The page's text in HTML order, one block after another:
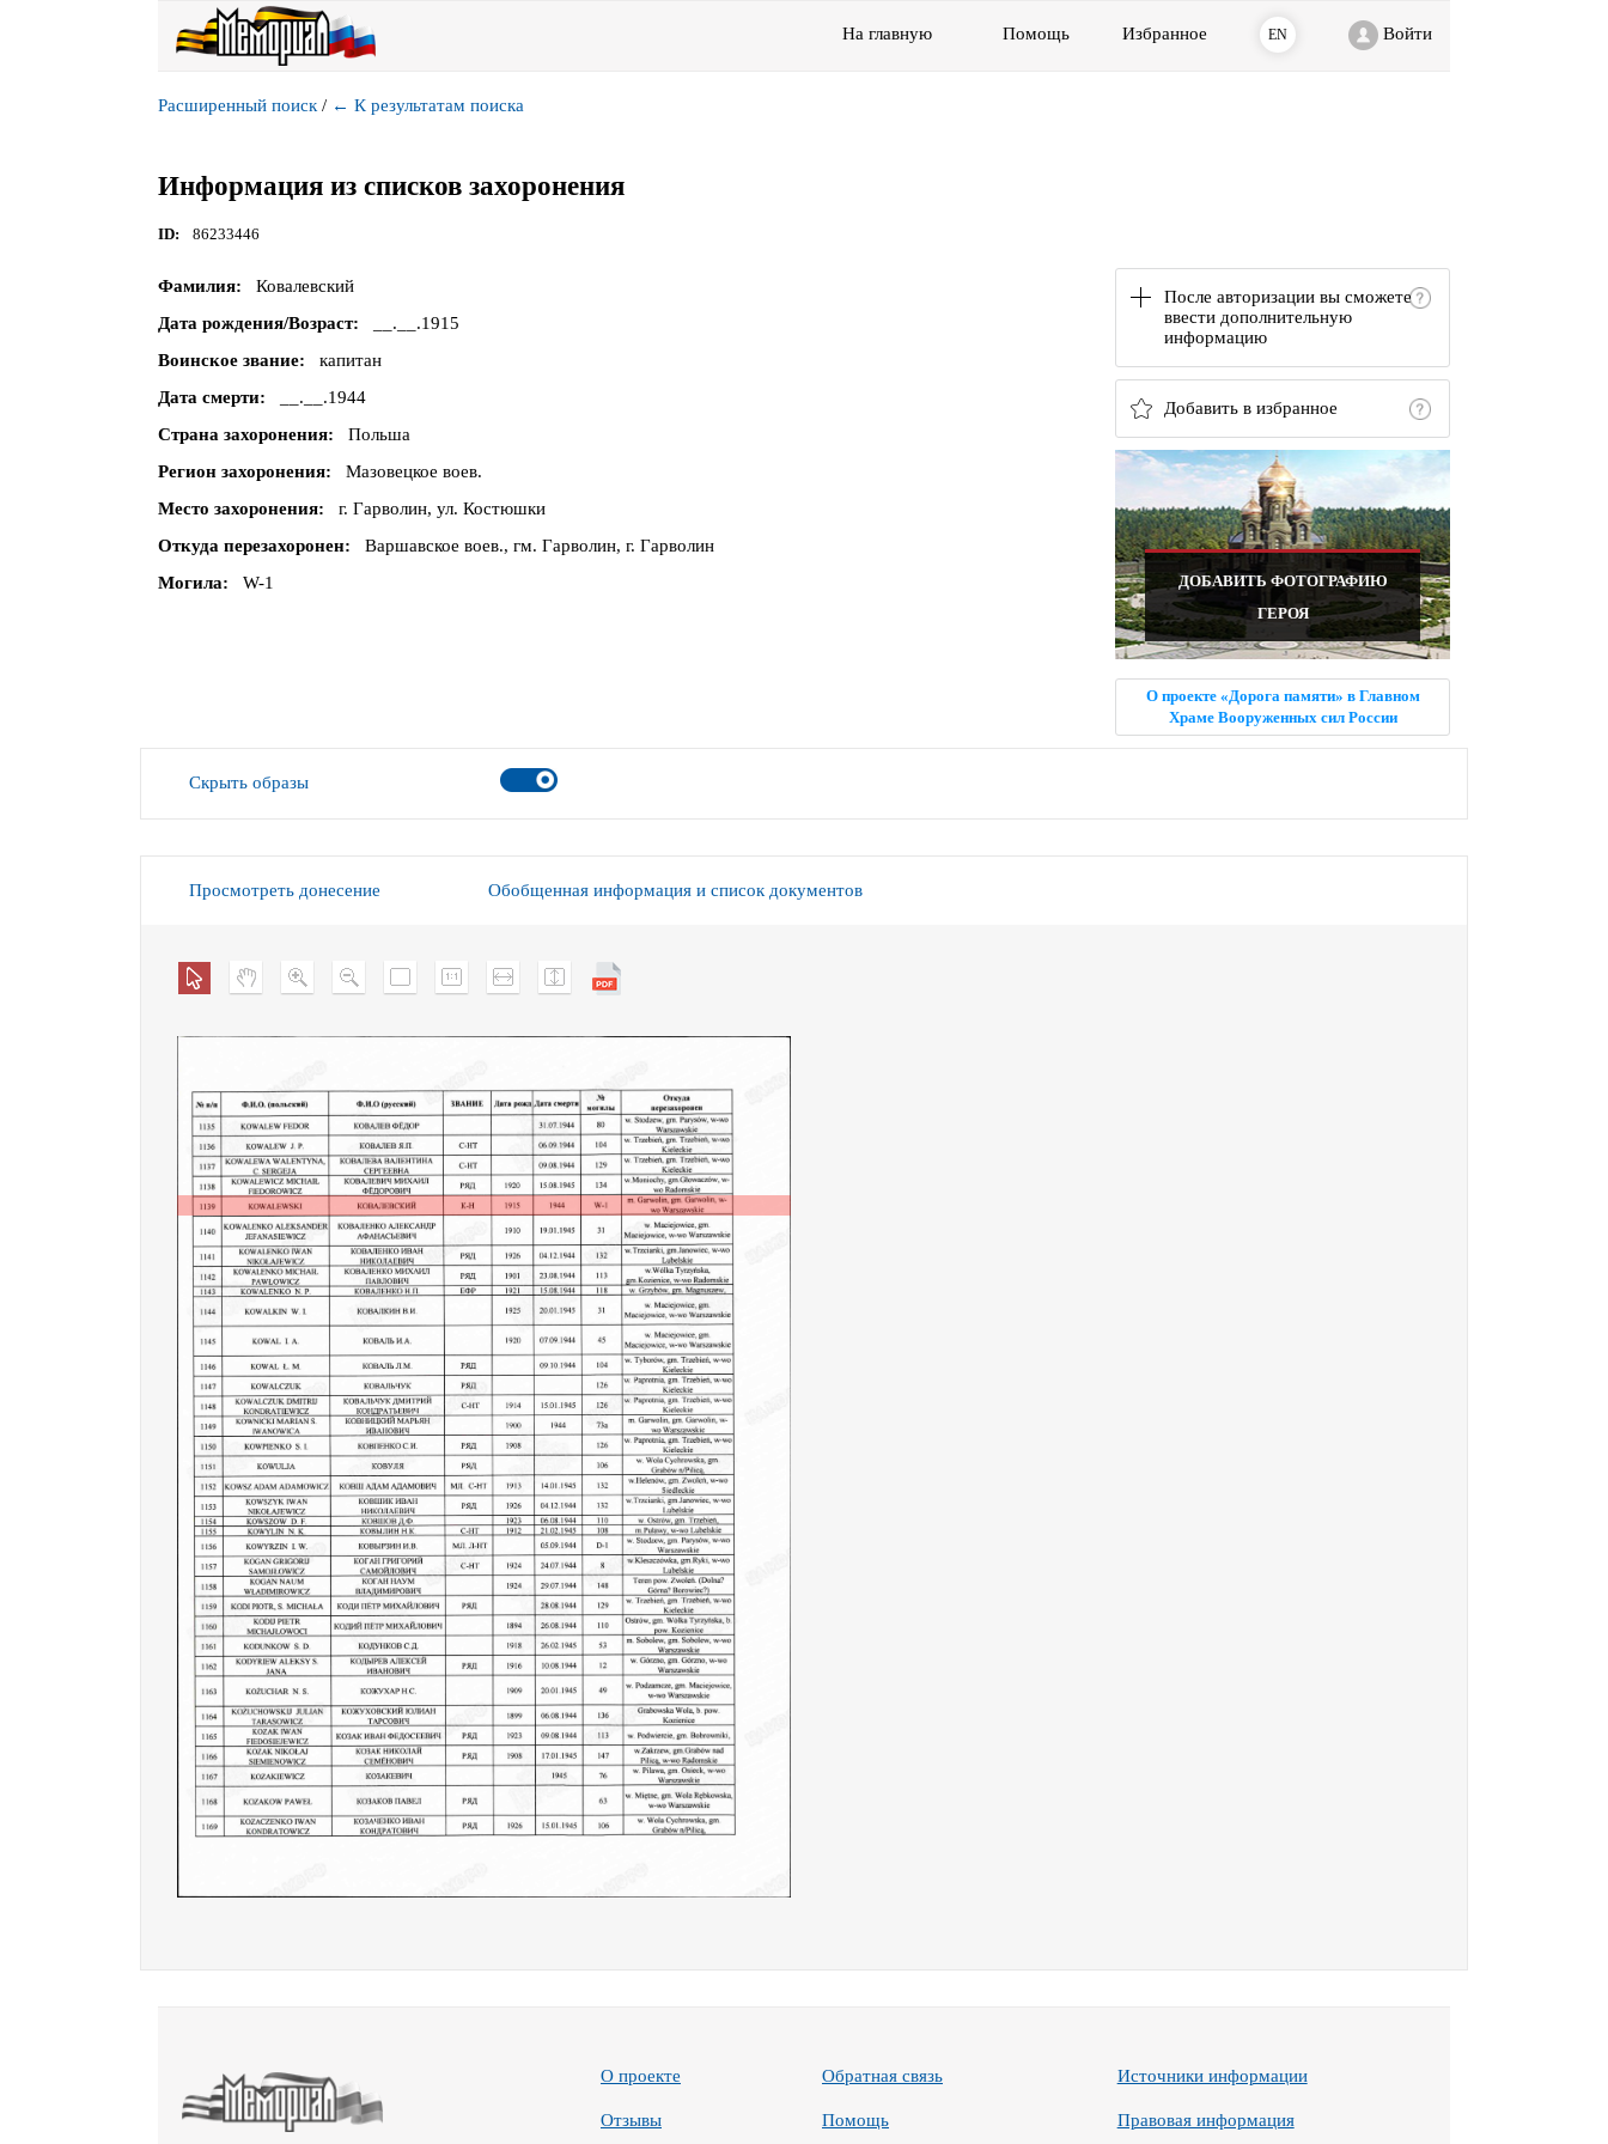
На главную Помощь Избранное EN Войти
Расширенный поиск / ← К результатам поиска
Информация из списков захоронения
ID 86233446
После авторизации вы сможете
ввести дополнительную
информацию
Добавить в избранное
ДОБАВИТЬ ФОТОГРАФИЮ
ГЕРОЯ
О проекте «Дорога памяти» в Главном
Храме Вооруженных сил России
Фамилия
Ковалевский
Дата рождения/Возраст
__.__.1915
Воинское звание
капитан
Дата смерти
__.__.1944
Страна захоронения
Польша
Регион захоронения
Мазовецкое воев.
Место захоронения
г. Гарволин, ул. Костюшки
Откуда перезахоронен
Варшавское воев., гм. Гарволин, г. Гарволин
Могила
W-1
Скрыть образы
Просмотреть донесение Обобщенная информация и список документов
О проекте
Отзывы
Обратная связь
Помощь
Источники информации
Правовая информация